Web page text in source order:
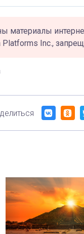
материалы
Inc.,